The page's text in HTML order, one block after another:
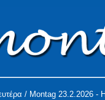
/ Montag 23.2.2026 -